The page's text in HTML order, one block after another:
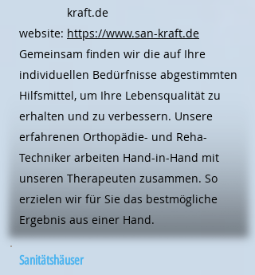
website:
kraft.de
https://www.san-kraft.de
Gemeinsam finden wir die auf Ihre
individuellen Bedürfnisse abgestimmten
Hilfsmittel, um Ihre Lebensqualität zu
erhalten und zu verbessern. Unsere
erfahrenen Orthopädie- und Reha-
Techniker arbeiten Hand-in-Hand mit
unseren Therapeuten zusammen. So
erzielen wir für Sie das bestmögliche
Ergebnis aus einer Hand.
Sanitätshäuser